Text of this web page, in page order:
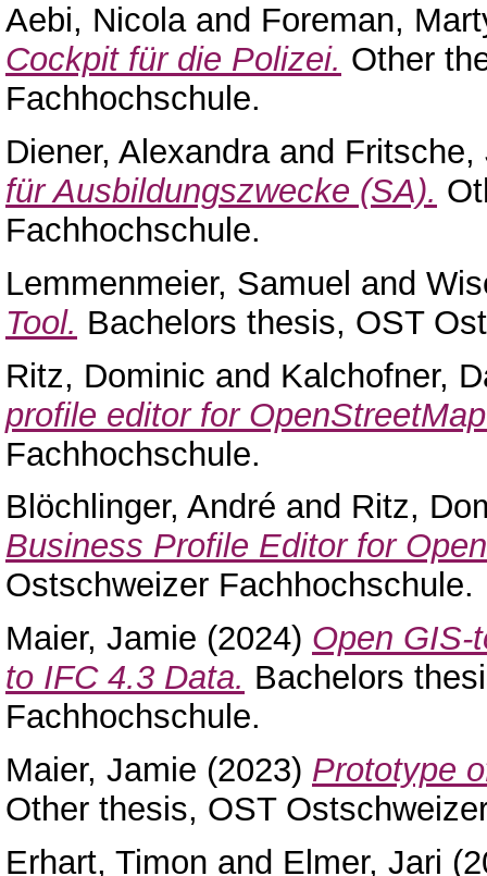
Aebi, Nicolaand Foreman,
Cockpit für die Polizei. Other
Fachhochschule.
Diener, Alexandraand Fritsche,
für Ausbildungszwecke (SA).
Fachhochschule.
Lemmenmeier, Samuel and
Tool. Bachelors thesis, OST
Ritz, Dominic and Kalchofner,
profile editor for
Fachhochschule.
Blöchlinger, André and Ritz,
Business Profile Editor for
Ostschweizer Fachhochschule.
Maier, Jamie (2024) Open GIS-
to IFC 4.3 Data. Bachelors
Fachhochschule.
Maier, Jamie (2023) Prototype
Other thesis, OST
Erhart, Timon and Elmer, Jari